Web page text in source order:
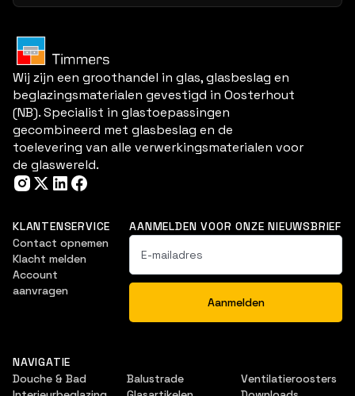
Wij zijn een groothandel in glas, glasbeslag en
beglazingsmaterialen gevestigd in Oosterhout
(NB). Specialist in glastoepassingen
gecombineerd met glasbeslag en de
toelevering van alle verwerkingsmaterialen voor
de glaswereld.
KLANTENSERVICE
Contact opnemen
Klacht melden
Account
aanvragen
AANMELDEN VOOR ONZE NIEUWSBRIEF
NAVIGATIE
Douche & Bad
Balustrade
Ventilatieroosters